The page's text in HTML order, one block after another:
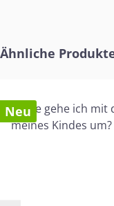
Produktgalerie
Ähnliche
Neu